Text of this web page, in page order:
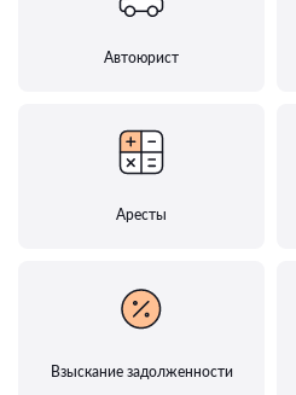
Автоюрист
Аресты
Взыскание задолженности